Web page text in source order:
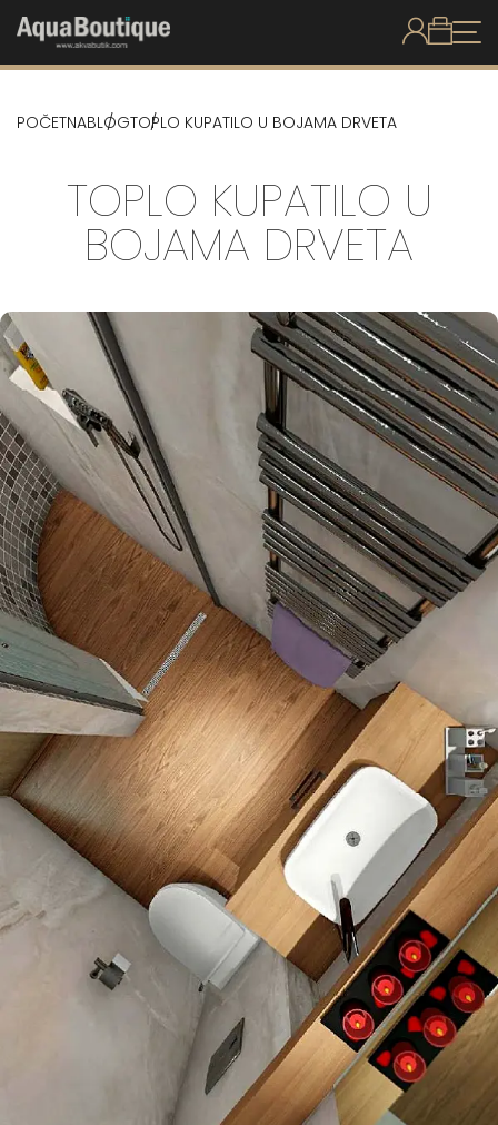
POČETNABLOGTOPLO KUPATILO U BOJAMA DRVETA
TOPLO KUPATILO U
BOJAMA DRVETA